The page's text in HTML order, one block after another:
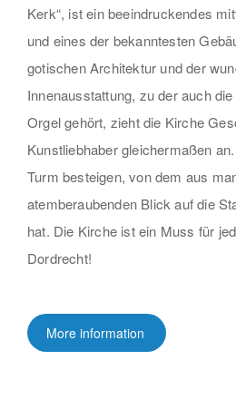
Kerk“, ist ein beeindruckendes
und eines der bekanntesten
gotischen Architektur und der
Innenausstattung, zu der auch
Orgel gehört, zieht die Kirche
Kunstliebhaber gleichermaßen
Turm besteigen, von dem aus
atemberaubenden Blick auf die
hat. Die Kirche ist ein Muss für
Dordrecht!
More information